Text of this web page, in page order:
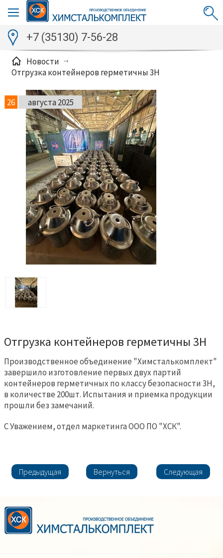
+7 (35130) 7-56-28
Новости
Отгрузка контейнеров герметичны 3Н
26 августа 2025
Отгрузка контейнеров герметичны 3Н
Производственное объединение "Химсталькомплект"
завершило изготовление первых двух партий
контейнеров герметичных по классу безопасности 3Н,
в количестве 200шт. Испытания и приемка продукции
прошли без замечаний.
С Уважением, отдел маркетинга ООО ПО "ХСК".
Предыдущая Вернуться Следующая